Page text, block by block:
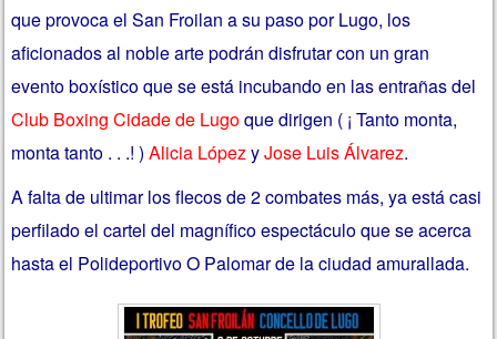
que provoca el San Froilan a su paso por Lugo, los
aficionados al noble arte podrán disfrutar con un gran
evento boxístico que se está incubando en las entrañas del
Club Boxing Cidade de Lugoque dirigen ( ¡ Tanto monta,
monta tanto . . .! ) Alicia LópezyJose Luis Álvarez.
A falta de ultimar los flecos de 2 combates más, ya está casi
perfilado el cartel del magnífico espectáculo que se acerca
hasta el Polideportivo O Palomar de la ciudad amurallada.